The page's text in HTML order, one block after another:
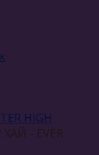
HIGH
- EVER